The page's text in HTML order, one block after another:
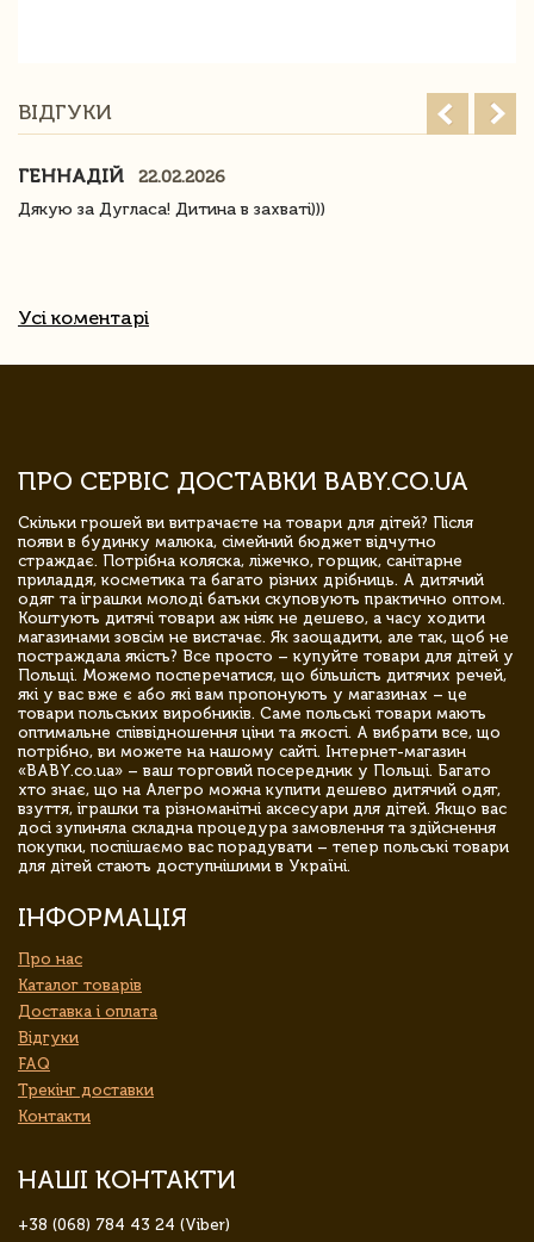
ВІДГУКИ
ГЕННАДІЙ
22.02.2026
Дякую за Дугласа! Дитина в захваті)))
Усі коментарі
ПРО СЕРВІС ДОСТАВКИ BABY.CO.UA
Скільки грошей ви витрачаєте на товари для дітей? Після
появи в будинку малюка, сімейний бюджет відчутно
страждає. Потрібна коляска, ліжечко, горщик, санітарне
приладдя, косметика та багато різних дрібниць. А дитячий
одяг та іграшки молоді батьки скуповують практично оптом.
Коштують дитячі товари аж ніяк не дешево, а часу ходити
магазинами зовсім не вистачає. Як заощадити, але так, щоб не
постраждала якість? Все просто – купуйте товари для дітей у
Польщі. Можемо посперечатися, що більшість дитячих речей,
які у вас вже є або які вам пропонують у магазинах – це
товари польських виробників. Саме польські товари мають
оптимальне співвідношення ціни та якості. А вибрати все, що
потрібно, ви можете на нашому сайті. Інтернет-магазин
«BABY.co.ua» – ваш торговий посередник у Польщі. Багато
хто знає, що на Алегро можна купити дешево дитячий одяг,
взуття, іграшки та різноманітні аксесуари для дітей. Якщо вас
досі зупиняла складна процедура замовлення та здійснення
покупки, поспішаємо вас порадувати – тепер польські товари
для дітей стають доступнішими в Україні.
ІНФОРМАЦІЯ
Про нас
Каталог товарів
Доставка і оплата
Відгуки
FAQ
Трекінг доставки
Контакти
НАШІ КОНТАКТИ
+38 (068) 784 43 24 (Viber)